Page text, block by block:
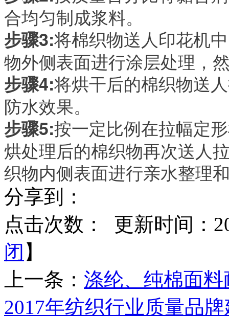
合均匀制成浆料。
步骤3:将棉织物送人印花机
物外侧表面进行涂层处理，
步骤4:将烘干后的棉织物送
防水效果。
步骤5:按一定比例在拉幅定
烘处理后的棉织物再次送人
织物内侧表面进行亲水整理
分享到：
点击次数：
更新时间：
闭 】
上一条： 涤纶、纯棉面
2017年纺织行业质量品